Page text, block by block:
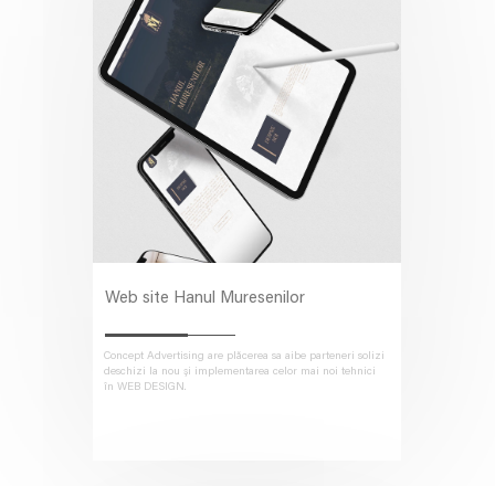
Web site Hanul Muresenilor
Concept Advertising are plăcerea sa aibe parteneri solizi
deschizi la nou și implementarea celor mai noi tehnici
în WEB DESIGN.